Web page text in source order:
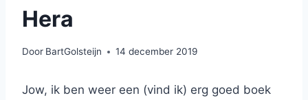
Hera
Door BartGolsteijn 14 december 2019
Jow, ik ben weer een (vind ik) erg goed boek